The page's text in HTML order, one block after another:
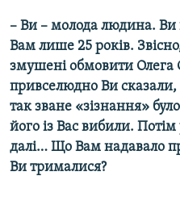
– Ви – молода людина. Ви
Вам лише 25 років.
змушені обмовити Олега
привселюдно Ви
так зване «зізнання»
його із Вас вибили. Потім
далі… Що Вам надавало
Ви трималися?